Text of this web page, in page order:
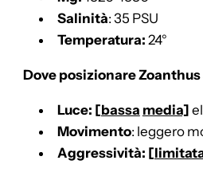
Salinità: 35 PSU
Temperatura: 24°
Dove posizionare Zoanthus
Luce: [bassa media]
Movimento: leggero
Aggressività: [